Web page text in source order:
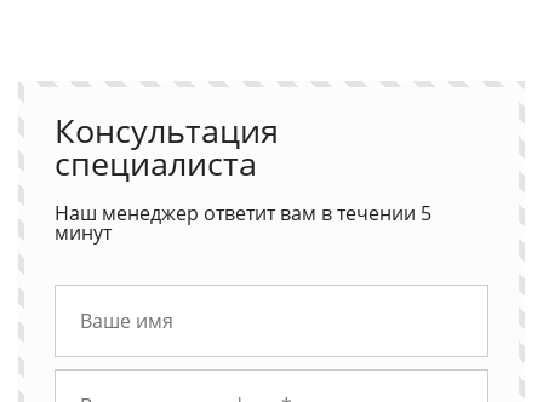
Консультация
специалиста
Наш менеджер ответит вам в течении 5
минут